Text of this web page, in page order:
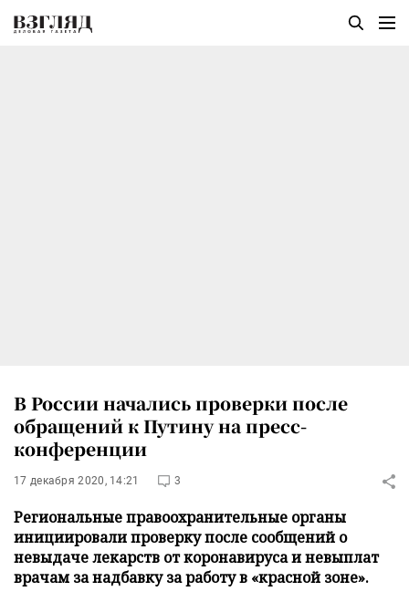
В России начались проверки после
обращений к Путину на пресс-
конференции
17 декабря 2020, 14:21 3
Региональные правоохранительные органы
инициировали проверку после сообщений о
невыдаче лекарств от коронавируса и невыплат
врачам за надбавку за работу в «красной зоне».